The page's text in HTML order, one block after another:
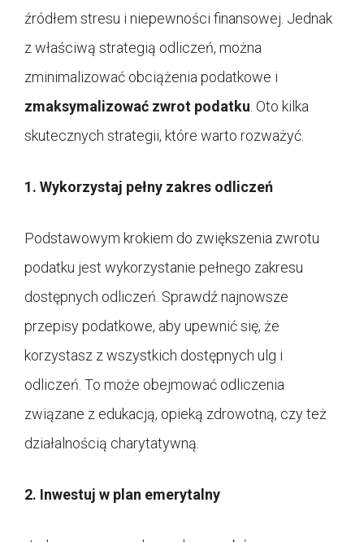
źródłem stresu i niepewności finansowej. Jednak
z właściwą strategią odliczeń, można
zminimalizować obciążenia podatkowe i
zmaksymalizować zwrot podatku. Oto kilka
skutecznych strategii, które warto rozważyć.
1. Wykorzystaj pełny zakres odliczeń
Podstawowym krokiem do zwiększenia zwrotu
podatku jest wykorzystanie pełnego zakresu
dostępnych odliczeń. Sprawdź najnowsze
przepisy podatkowe, aby upewnić się, że
korzystasz z wszystkich dostępnych ulg i
odliczeń. To może obejmować odliczenia
związane z edukacją, opieką zdrowotną, czy też
działalnością charytatywną.
2. Inwestuj w plan emerytalny